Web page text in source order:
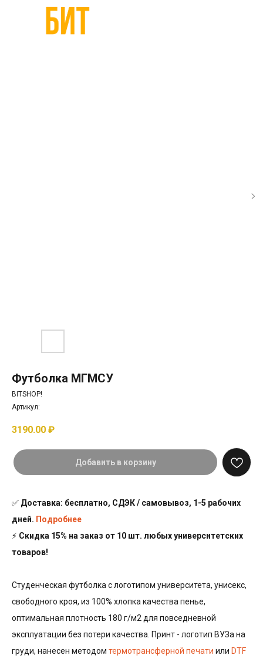
Футболка МГМСУ
BITSHOP!
Артикул:
3190.00 ₽
Добавить в корзину
✅ Доставка: бесплатно, СДЭК / самовывоз, 1-5 рабочих
дней. Подробнее
⚡ Скидка 15% на заказ от 10 шт. любых университетских
товаров!
Студенческая футболка с логотипом университета, унисекс,
свободного кроя, из 100% хлопка качества пенье,
оптимальная плотность 180 г/м2 для повседневной
эксплуатации без потери качества. Принт - логотип ВУЗа на
груди, нанесен методом термотрансферной печати или DTF